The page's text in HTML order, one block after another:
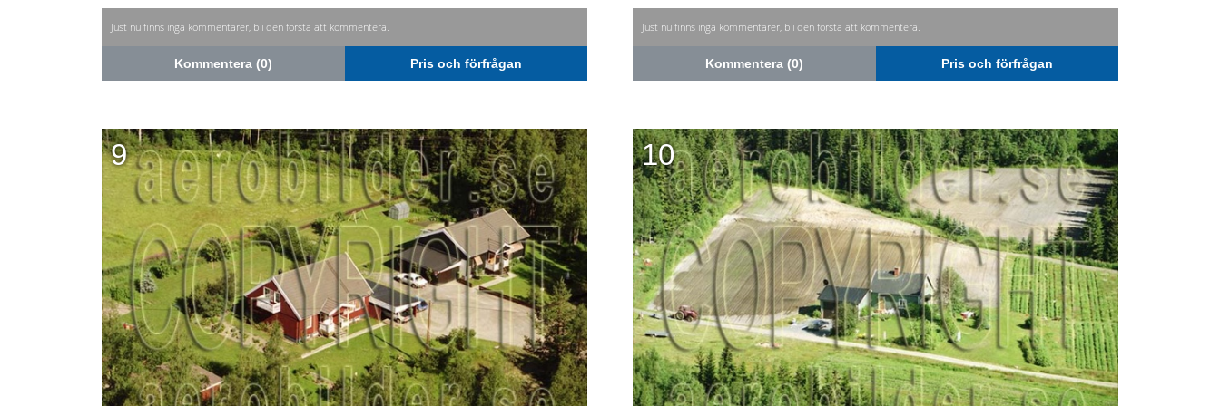
Just nu finns inga kommentarer, bli den första att kommentera.
Kommentera (0) Pris och förfrågan
Just nu finns inga kommentarer, bli den första att kommentera.
Kommentera (0) Pris och förfrågan
9 10